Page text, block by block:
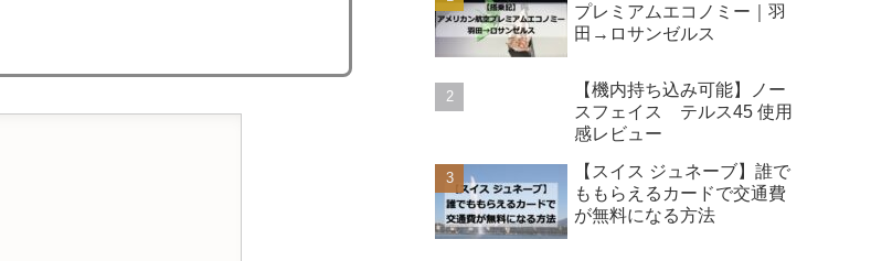
プレミアムエコノミー｜羽
田→ロサンゼルス
【機内持ち込み可能】ノー
スフェイス テルス45 使用
感レビュー
【スイス ジュネーブ】誰で
ももらえるカードで交通費
が無料になる方法